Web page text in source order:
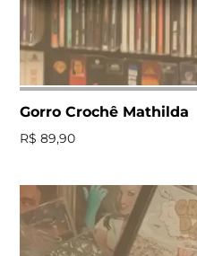
Gorro Crochê Mathilda
R$ 89,90